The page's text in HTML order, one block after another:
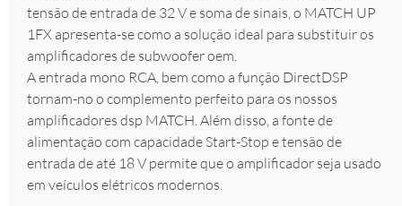
tensão de entrada de 32 V e soma de sinais, o MATCH UP
1FX apresenta-se como a solução ideal para substituir os
amplificadores de subwoofer oem.
A entrada mono RCA, bem como a função DirectDSP
tornam-no o complemento perfeito para os nossos
amplificadores dsp MATCH. Além disso, a fonte de
alimentação com capacidade Start-Stop e tensão de
entrada de até 18 V permite que o amplificador seja usado
em veículos elétricos modernos.